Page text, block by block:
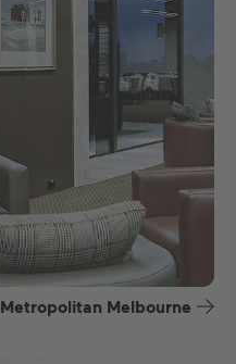
Melbourne